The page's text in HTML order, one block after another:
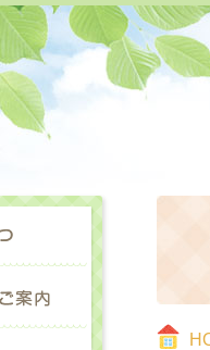
ごあいさつ
幼稚園のご案内
1日の生活